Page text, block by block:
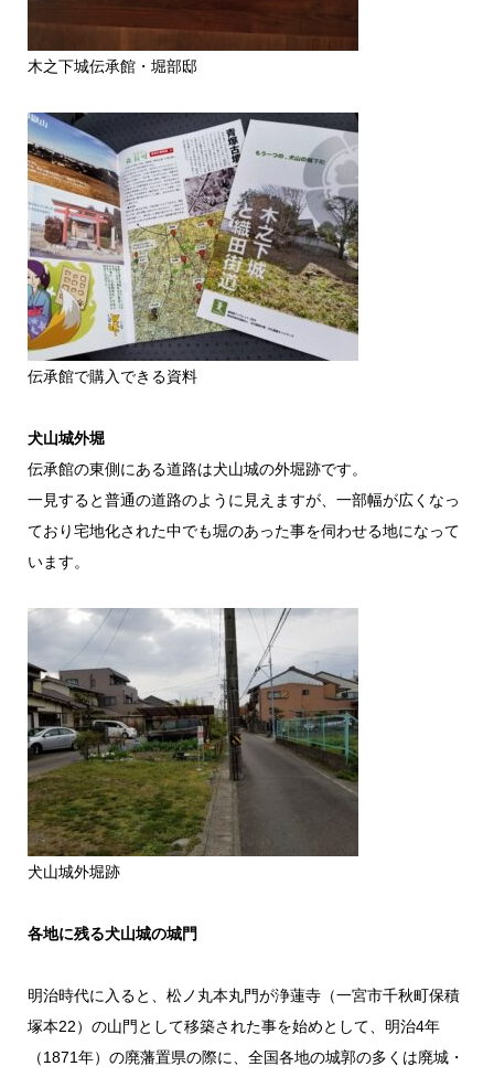
木之下城伝承館・堀部邸
伝承館で購入できる資料
犬山城外堀
伝承館の東側にある道路は犬山城の外堀跡です。
一見すると普通の道路のように見えますが、一部幅が広くなっ
ており宅地化された中でも堀のあった事を伺わせる地になって
います。
犬山城外堀跡
各地に残る犬山城の城門
明治時代に入ると、松ノ丸本丸門が浄蓮寺（一宮市千秋町保積
塚本22）の山門として移築された事を始めとして、明治4年
（1871年）の廃藩置県の際に、全国各地の城郭の多くは廃城・